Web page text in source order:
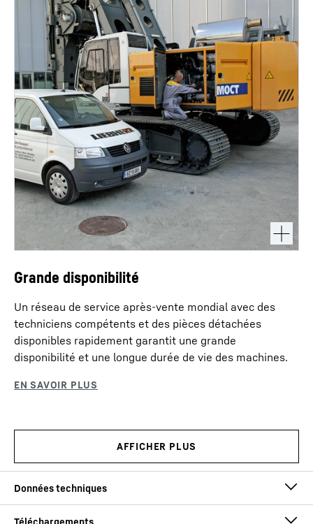
Grande disponibilité
Un réseau de service après-vente mondial avec des
techniciens compétents et des pièces détachées
disponibles rapidement garantit une grande
disponibilité et une longue durée de vie des machines.